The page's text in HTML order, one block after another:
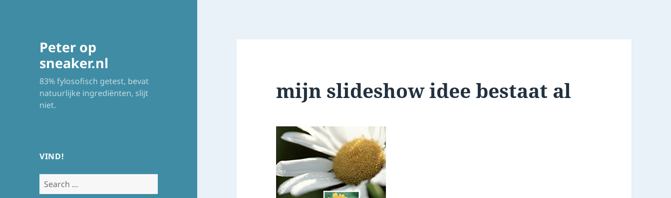
Peter op
sneaker.nl
83% fylosofisch getest, bevat
natuurlijke ingrediënten, slijt
niet.
VIND!
Search
for:
mijn slideshow idee bestaat al